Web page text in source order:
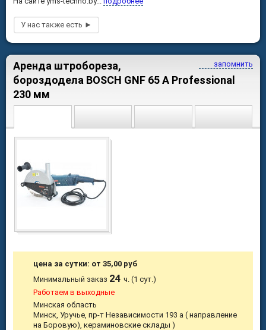
запомнить
Аренда штробореза,
бороздодела BOSCH GNF 65 A Professional
230 мм
цена за сутки: от 35,00 руб
Минимальный заказ 24ч. (1 сут.)
Работаем в выходные
Минская область
Минск, Уручье, пр-т Независимости 193 а ( направление
на Боровую), кераминовские склады )